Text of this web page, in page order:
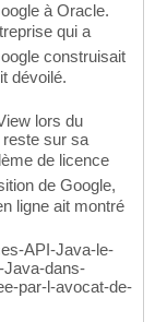
à Oracle.
qui a
construisait
dévoilé.
lors du
sur sa
de licence
de Google,
ligne ait montré
API-Java-le-
Java-dans-
par-l-avocat-de-